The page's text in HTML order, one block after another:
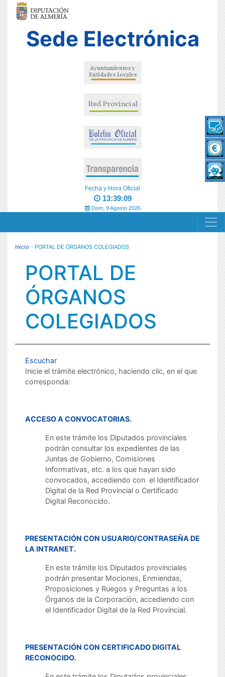
Sede Electrónica
Fecha y Hora Oficial
13:39:09
Dom, 9 Agosto 2026
MENÚ RESPONSIVE
Inicio - PORTAL DE ÓRGANOS COLEGIADOS
PORTAL DE
ÓRGANOS
COLEGIADOS
Escuchar
Inicie el trámite electrónico, haciendo clic, en el que
corresponda:
ACCESO A CONVOCATORIAS.
En este trámite los Diputados provinciales
podrán consultar los expedientes de las
Juntas de Gobierno, Comisiones
Informativas, etc. a los que hayan sido
convocados, accediendo con el Identificador
Digital de la Red Provincial o Certificado
Digital Reconocido.
PRESENTACIÓN CON USUARIO/CONTRASEÑA DE
LA INTRANET.
En este trámite los Diputados provinciales
podrán presentar Mociones, Enmiendas,
Proposiciones y Ruegos y Preguntas a los
Órganos de la Corporación, accediendo con
el Identificador Digital de la Red Provincial.
PRESENTACIÓN CON CERTIFICADO DIGITAL
RECONOCIDO.